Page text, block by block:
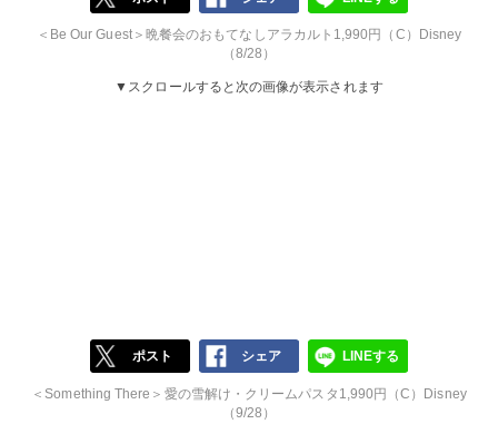
＜Be Our Guest＞晩餐会のおもてなしアラカルト1,990円（C）Disney
（8/28）
▼スクロールすると次の画像が表示されます
ポスト シェア LINEする
＜Something There＞愛の雪解け・クリームパスタ1,990円（C）Disney
（9/28）